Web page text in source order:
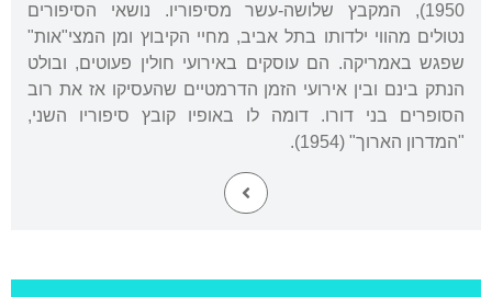
1950), המקבץ שלושה-עשר מסיפוריו. נושאי הסיפורים
נטולים מהווי ילדותו בתל אביב, מחיי הקיבוץ ומן המצי"אות"
שפגש באמריקה. הם עוסקים באירועי חולין פעוטים, ובולט
הנתק בינם ובין אירועי הזמן הדרמטיים שהעסיקו אז את רוב
הסופרים בני דורו. דומה לו באופיו קובץ סיפוריו השני,
"המדרון הארוך" (1954).